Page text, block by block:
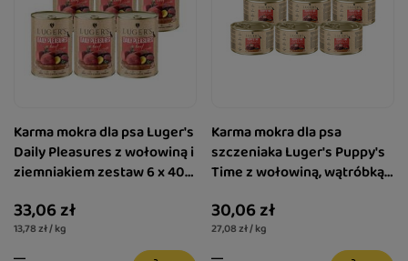
Karma mokra dla psa Luger's
Daily Pleasures z wołowiną i
ziemniakiem zestaw 6 x 400
33,06 zł
13,78 zł / kg
Karma mokra dla psa
szczeniaka Luger's Puppy's
Time z wołowiną, wątróbką z
185 g
30,06 zł
27,08 zł / kg